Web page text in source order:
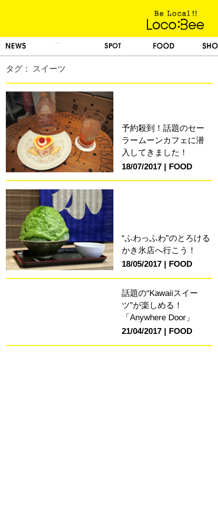
タグ： スイーツ
予約殺到！話題のセー
ラームーンカフェに潜
入してきました！
18/07/2017
FOOD
“ふわっふわ”のとろける
かき氷店へ行こう！
18/05/2017
FOOD
話題の“Kawaiiスイー
ツ”が楽しめる！
「Anywhere Door」
21/04/2017
FOOD